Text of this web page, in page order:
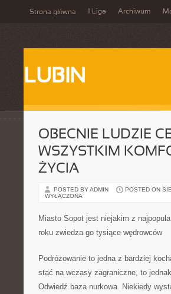
Strona główna 1 Liga Archiwum
LUBIN
OBECNIE LUDZIE
WSZYSTKIM
ŻYCIA
POSTED BY ADMIN POSTED ON
WYŁĄCZONA
Miasto Sopot jest niejakim z
roku zwiedza go tysiące wędrowców
Podróżowanie to jedna z bardziej
stać na wczasy zagraniczne, to
Odwiedź baza nurkowa. Niekiedy